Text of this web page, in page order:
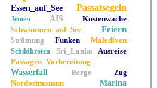
Essen_auf_See Passatsegeln
Jemen AIS
Küstenwache
Schwimmen_auf_See
Feiern
Strömung Funken Malediven
Schildkröten Sri_Lanka
Ausreise
Passagen_Vorbereitung
Wasserfall
Berge Zug
Nordostmonsun
Marina